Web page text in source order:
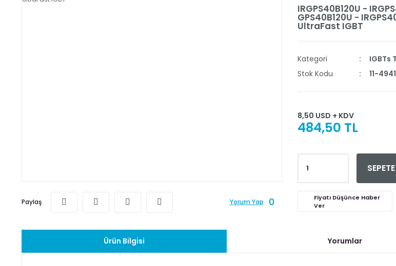
Paylaş Yorum Yap 0
IRGPS40B120U -
GPS40B120U -
UltraFast IGBT
Kategori
IGBTs
Stok Kodu
11-4941
8,50 USD + KDV
484,50 TL
Fiyatı Düşünce Haber
Ver
Ürün Bilgisi Yorumlar